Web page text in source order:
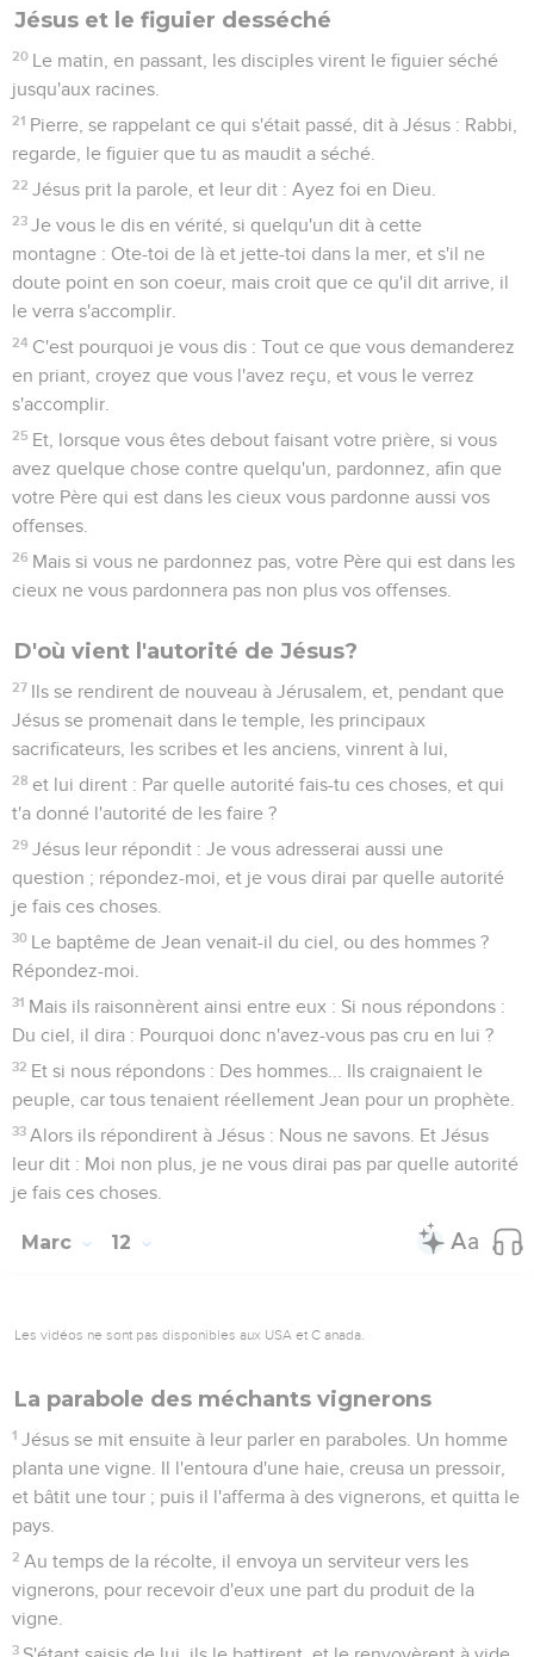
Jésus et le figuier desséché
20 Le matin, en passant, les disciples virent le figuier séché
jusqu'aux racines.
21 Pierre, se rappelant ce qui s'était passé, dit à Jésus : Rabbi,
regarde, le figuier que tu as maudit a séché.
22 Jésus prit la parole, et leur dit : Ayez foi en Dieu.
23 Je vous le dis en vérité, si quelqu'un dit à cette
montagne : Ote-toi de là et jette-toi dans la mer, et s'il ne
doute point en son coeur, mais croit que ce qu'il dit arrive, il
le verra s'accomplir.
24 C'est pourquoi je vous dis : Tout ce que vous demanderez
en priant, croyez que vous l'avez reçu, et vous le verrez
s'accomplir.
25 Et, lorsque vous êtes debout faisant votre prière, si vous
avez quelque chose contre quelqu'un, pardonnez, afin que
votre Père qui est dans les cieux vous pardonne aussi vos
offenses.
26 Mais si vous ne pardonnez pas, votre Père qui est dans les
cieux ne vous pardonnera pas non plus vos offenses.
D'où vient l'autorité de Jésus?
27 Ils se rendirent de nouveau à Jérusalem, et, pendant que
Jésus se promenait dans le temple, les principaux
sacrificateurs, les scribes et les anciens, vinrent à lui,
28 et lui dirent : Par quelle autorité fais-tu ces choses, et qui
t'a donné l'autorité de les faire ?
29 Jésus leur répondit : Je vous adresserai aussi une
question ; répondez-moi, et je vous dirai par quelle autorité
je fais ces choses.
30 Le baptême de Jean venait-il du ciel, ou des hommes ?
Répondez-moi.
31 Mais ils raisonnèrent ainsi entre eux : Si nous répondons :
Du ciel, il dira : Pourquoi donc n'avez-vous pas cru en lui ?
32 Et si nous répondons : Des hommes... Ils craignaient le
peuple, car tous tenaient réellement Jean pour un prophète.
33 Alors ils répondirent à Jésus : Nous ne savons. Et Jésus
leur dit : Moi non plus, je ne vous dirai pas par quelle autorité
je fais ces choses.
Marc 12
Les vidéos ne sont pas disponibles aux USA et C anada.
La parabole des méchants vignerons
1 Jésus se mit ensuite à leur parler en paraboles. Un homme
planta une vigne. Il l'entoura d'une haie, creusa un pressoir,
et bâtit une tour ; puis il l'afferma à des vignerons, et quitta le
pays.
2 Au temps de la récolte, il envoya un serviteur vers les
vignerons, pour recevoir d'eux une part du produit de la
vigne.
3